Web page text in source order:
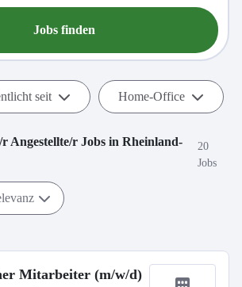
Jobs finden
seit Home-Office
Angestellte/r Jobs in Rheinland-
20
Jobs
Mitarbeiter (m/w/d)